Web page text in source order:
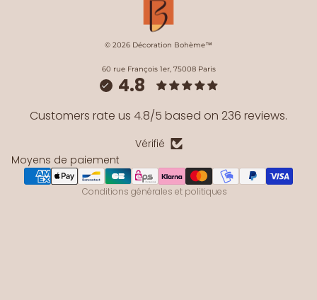
© 2026 Décoration Bohème™
60 rue François 1er, 75008 Paris
4.8
Customers rate us 4.8/5 based on 236 reviews.
Vérifié
Moyens de paiement
Conditions générales et politiques
Conditions générales de vente
Conditions d’utilisation